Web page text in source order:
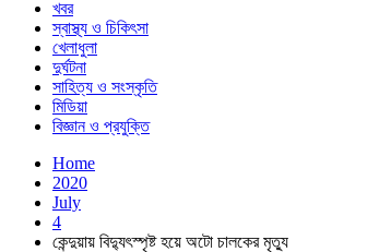
খবর
স্বাস্থ্য ও চিকিৎসা
খেলাধুলা
দুর্ঘটনা
সাহিত্য ও সংস্কৃতি
মিডিয়া
বিজ্ঞান ও প্রযুক্তি
Home
2020
July
4
কেন্দুয়ায় বিদ্যুৎস্পৃষ্ট হয়ে অটো চালকের মৃত্যু